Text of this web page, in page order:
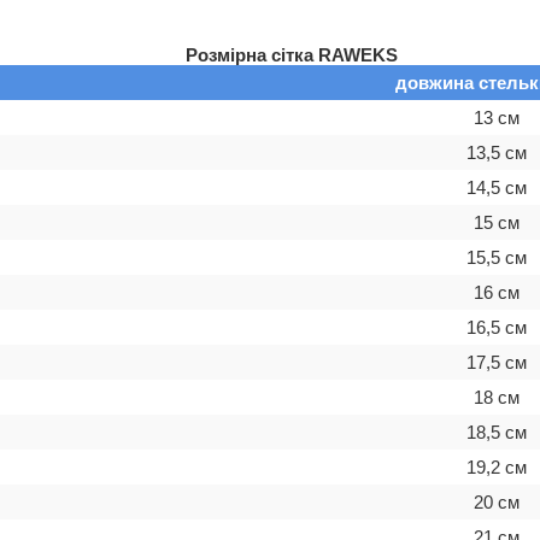
Розмірна сітка RAWEKS
довжина
13 см
13,5 см
14,5 см
15 см
15,5 см
16 см
16,5 см
17,5 см
18 см
18,5 см
19,2 см
20 см